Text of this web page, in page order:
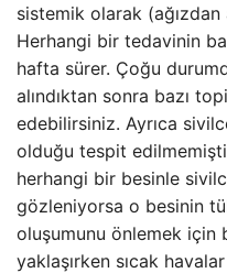
sistemik olarak (ağızdan
Herhangi bir tedavinin
hafta sürer. Çoğu
alındıktan sonra bazı
edebilirsiniz. Ayrıca
olduğu tespit
herhangi bir besinle
gözleniyorsa o besinin
oluşumunu önlemek için
yaklaşırken sıcak